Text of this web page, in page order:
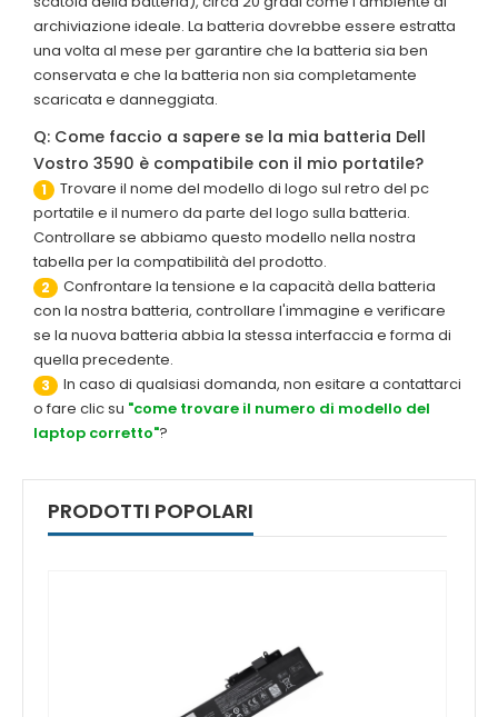
archiviazione ideale. La batteria dovrebbe essere estratta
una volta al mese per garantire che la batteria sia ben
conservata e che la batteria non sia completamente
scaricata e danneggiata.
Q: Come faccio a sapere se la mia batteria Dell
Vostro 3590 è compatibile con il mio portatile?
1
Trovare il nome del modello di logo sul retro del pc
portatile e il numero da parte del logo sulla batteria.
Controllare se abbiamo questo modello nella nostra
tabella per la compatibilità del prodotto.
2
Confrontare la tensione e la capacità della batteria
con la nostra batteria, controllare l'immagine e verificare
se la nuova batteria abbia la stessa interfaccia e forma di
quella precedente.
3
In caso di qualsiasi domanda, non esitare a contattarci
o fare clic su "come trovare il numero di modello del
laptop corretto"?
PRODOTTI POPOLARI